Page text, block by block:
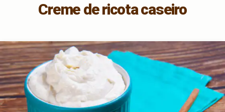
Creme de ricota caseiro